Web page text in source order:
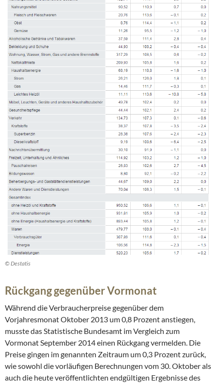
© Destatis
Rückgang gegenüber Vormonat
Während die Verbraucherpreise gegenüber dem
Vorjahresmonat Oktober 2013 um 0,8 Prozent anstiegen,
musste das Statistische Bundesamt im Vergleich zum
Vormonat September 2014 einen Rückgang vermelden. Die
Preise gingen im genannten Zeitraum um 0,3 Prozent zurück,
wie sowohl die vorläufigen Berechnungen vom 30. Oktober als
auch die heute veröffentlichten endgültigen Ergebnisse des